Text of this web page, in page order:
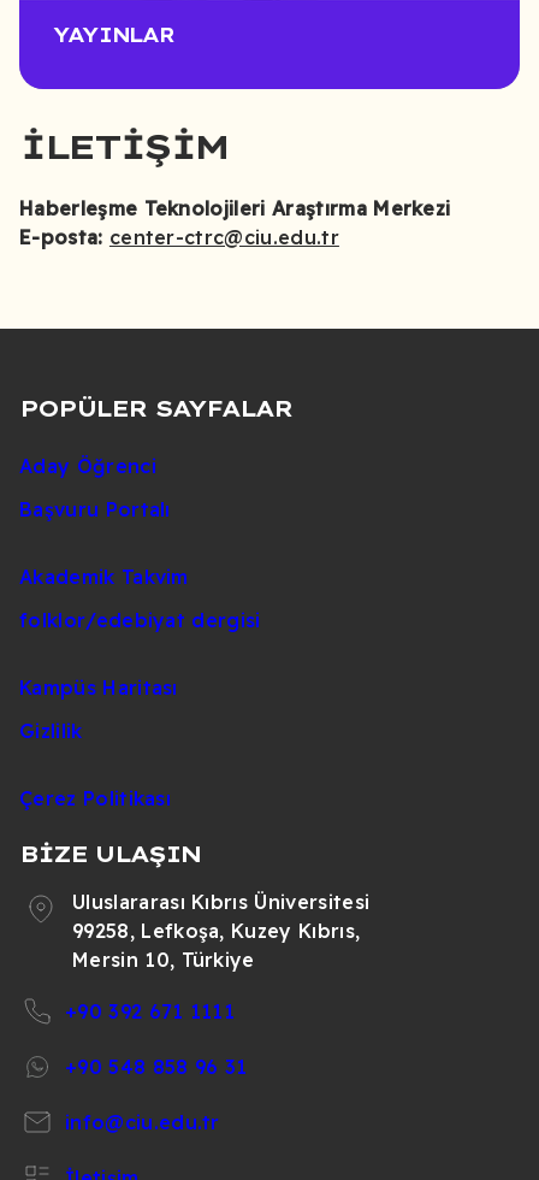
YAYINLAR
İLETIŞIM
Haberleşme Teknolojileri Araştırma Merkezi
E-posta: center-ctrc@ciu.edu.tr
POPÜLER SAYFALAR
Aday Öğrenci
Başvuru Portalı
Akademik Takvim
folklor/edebiyat dergisi
Kampüs Haritası
Gizlilik
Çerez Politikası
BİZE ULAŞIN
Uluslararası Kıbrıs Üniversitesi
99258, Lefkoşa, Kuzey Kıbrıs,
Mersin 10, Türkiye
+90 392 671 1111
+90 548 858 96 31
info@ciu.edu.tr